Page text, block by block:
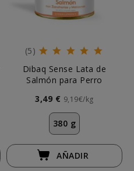
(5)
Dibaq Sense Lata de
Salmón para Perro
3,49 € 9,19€/kg
380 g
AÑADIR